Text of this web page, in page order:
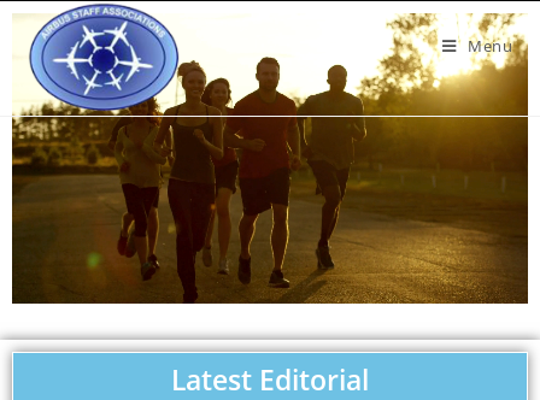
Menu
Latest Editorial